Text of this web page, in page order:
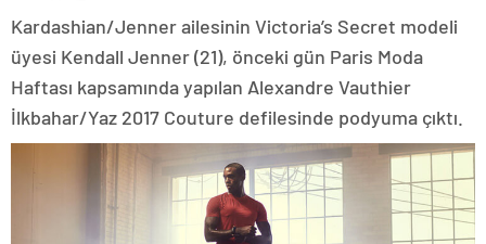
Kardashian/Jenner ailesinin Victoria’s Secret modeli
üyesi Kendall Jenner (21), önceki gün Paris Moda
Haftası kapsamında yapılan Alexandre Vauthier
İlkbahar/Yaz 2017 Couture defilesinde podyuma çıktı.